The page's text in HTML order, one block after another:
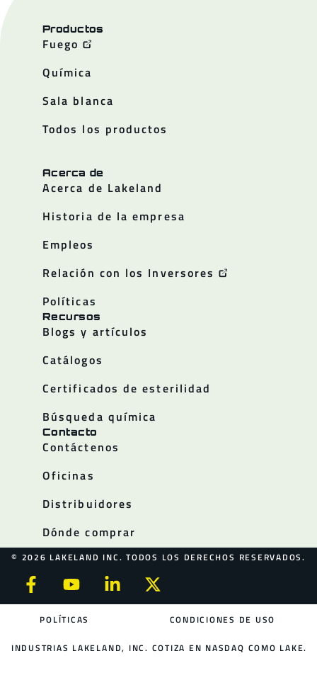
Productos
Fuego
Química
Sala blanca
Todos los productos
Acerca de
Acerca de Lakeland
Historia de la empresa
Empleos
Relación con los Inversores
Políticas
Recursos
Blogs y artículos
Catálogos
Certificados de esterilidad
Búsqueda química
Contacto
Contáctenos
Oficinas
Distribuidores
Dónde comprar
© 2026 LAKELAND INC. TODOS LOS DERECHOS RESERVADOS.
POLÍTICAS CONDICIONES DE USO
INDUSTRIAS LAKELAND, INC. COTIZA EN NASDAQ COMO LAKE.